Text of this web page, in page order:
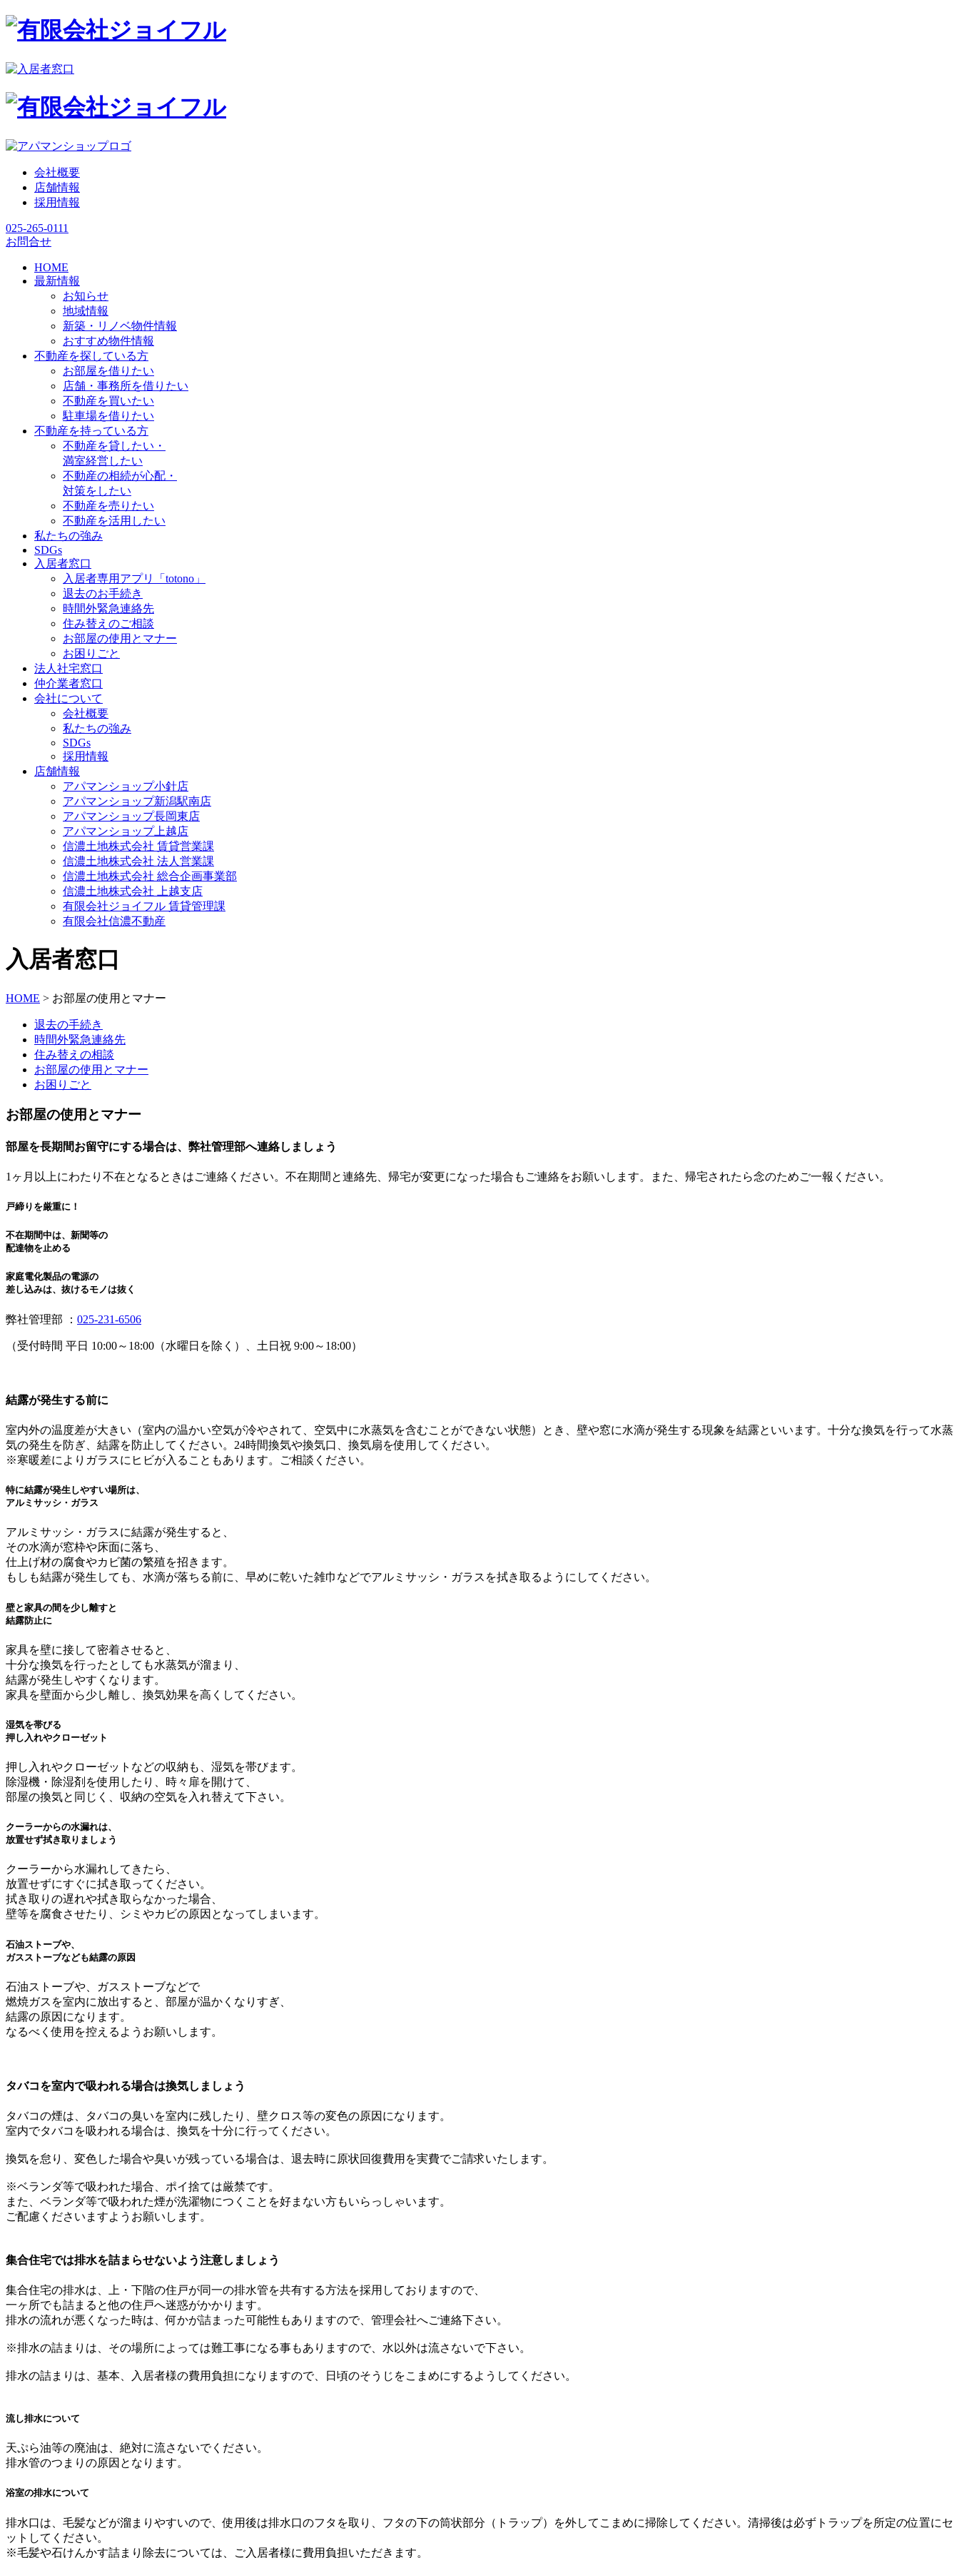
会社概要
店舗情報
採用情報
025-265-0111
お問合せ
HOME
最新情報
お知らせ
地域情報
新築・リノベ物件情報
おすすめ物件情報
不動産を探している方
お部屋を借りたい
店舗・事務所を借りたい
不動産を買いたい
駐車場を借りたい
不動産を持っている方
不動産を貸したい・
満室経営したい
不動産の相続が心配・
対策をしたい
不動産を売りたい
不動産を活用したい
私たちの強み
SDGs
入居者窓口
入居者専用アプリ「totono」
退去のお手続き
時間外緊急連絡先
住み替えのご相談
お部屋の使用とマナー
お困りごと
法人社宅窓口
仲介業者窓口
会社について
会社概要
私たちの強み
SDGs
採用情報
店舗情報
アパマンショップ小針店
アパマンショップ新潟駅南店
アパマンショップ長岡東店
アパマンショップ上越店
信濃土地株式会社 賃貸営業課
信濃土地株式会社 法人営業課
信濃土地株式会社 総合企画事業部
信濃土地株式会社 上越支店
有限会社ジョイフル 賃貸管理課
有限会社信濃不動産
入居者窓口
HOME > お部屋の使用とマナー
退去の手続き
時間外緊急連絡先
住み替えの相談
お部屋の使用とマナー
お困りごと
お部屋の使用とマナー
部屋を長期間お留守にする場合は、弊社管理部へ連絡しましょう
1ヶ月以上にわたり不在となるときはご連絡ください。不在期間と連絡先、帰宅が変更になった場合もご連絡をお願いします。また、帰宅されたら念のためご一報ください。
戸締りを厳重に！
不在期間中は、新聞等の
配達物を止める
家庭電化製品の電源の
差し込みは、抜けるモノは抜く
弊社管理部 ： 025-231-6506
（受付時間 平日 10:00～18:00（水曜日を除く）、土日祝 9:00～18:00）
結露が発生する前に
室内外の温度差が大きい（室内の温かい空気が冷やされて、空気中に水蒸気を含むことができない状態）とき、壁や窓に水滴が発生する現象を結露といいます。十分な換気を行って水蒸
気の発生を防ぎ、結露を防止してください。24時間換気や換気口、換気扇を使用してください。
※寒暖差によりガラスにヒビが入ることもあります。ご相談ください。
特に結露が発生しやすい場所は、
アルミサッシ・ガラス
アルミサッシ・ガラスに結露が発生すると、
その水滴が窓枠や床面に落ち、
仕上げ材の腐食やカビ菌の繁殖を招きます。
もしも結露が発生しても、水滴が落ちる前に、早めに乾いた雑巾などでアルミサッシ・ガラスを拭き取るようにしてください。
壁と家具の間を少し離すと
結露防止に
家具を壁に接して密着させると、
十分な換気を行ったとしても水蒸気が溜まり、
結露が発生しやすくなります。
家具を壁面から少し離し、換気効果を高くしてください。
湿気を帯びる
押し入れやクローゼット
押し入れやクローゼットなどの収納も、湿気を帯びます。
除湿機・除湿剤を使用したり、時々扉を開けて、
部屋の換気と同じく、収納の空気を入れ替えて下さい。
クーラーからの水漏れは、
放置せず拭き取りましょう
クーラーから水漏れしてきたら、
放置せずにすぐに拭き取ってください。
拭き取りの遅れや拭き取らなかった場合、
壁等を腐食させたり、シミやカビの原因となってしまいます。
石油ストーブや、
ガスストーブなども結露の原因
石油ストーブや、ガスストーブなどで
燃焼ガスを室内に放出すると、部屋が温かくなりすぎ、
結露の原因になります。
なるべく使用を控えるようお願いします。
タバコを室内で吸われる場合は換気しましょう
タバコの煙は、タバコの臭いを室内に残したり、壁クロス等の変色の原因になります。
室内でタバコを吸われる場合は、換気を十分に行ってください。
換気を怠り、変色した場合や臭いが残っている場合は、退去時に原状回復費用を実費でご請求いたします。
※ベランダ等で吸われた場合、ポイ捨ては厳禁です。
また、ベランダ等で吸われた煙が洗濯物につくことを好まない方もいらっしゃいます。
ご配慮くださいますようお願いします。
集合住宅では排水を詰まらせないよう注意しましょう
集合住宅の排水は、上・下階の住戸が同一の排水管を共有する方法を採用しておりますので、
一ヶ所でも詰まると他の住戸へ迷惑がかかります。
排水の流れが悪くなった時は、何かが詰まった可能性もありますので、管理会社へご連絡下さい。
※排水の詰まりは、その場所によっては難工事になる事もありますので、水以外は流さないで下さい。
排水の詰まりは、基本、入居者様の費用負担になりますので、日頃のそうじをこまめにするようしてください。
流し排水について
天ぷら油等の廃油は、絶対に流さないでください。
排水管のつまりの原因となります。
浴室の排水について
排水口は、毛髪などが溜まりやすいので、使用後は排水口のフタを取り、フタの下の筒状部分（トラップ）を外してこまめに掃除してください。清掃後は必ずトラップを所定の位置にセ
ットしてください。
※毛髪や石けんかす詰まり除去については、ご入居者様に費用負担いただきます。